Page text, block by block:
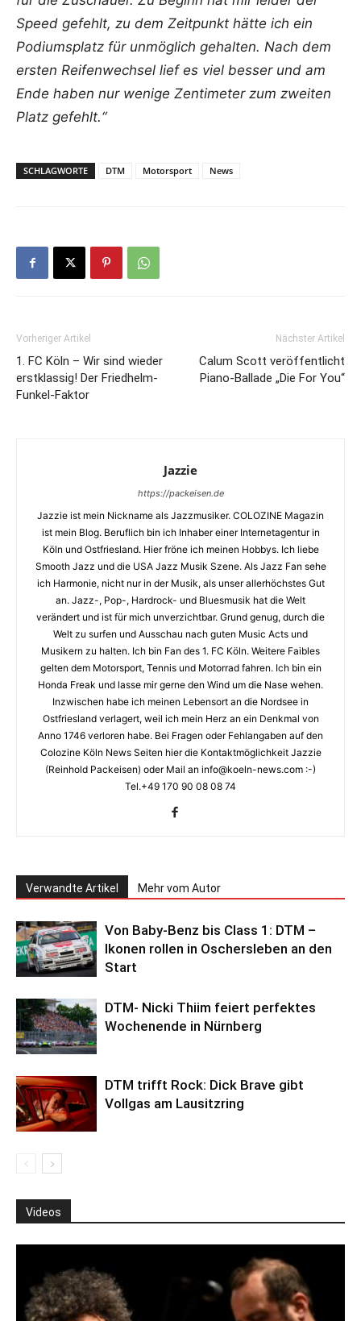
Speed gefehlt, zu dem Zeitpunkt hätte ich ein
Podiumsplatz für unmöglich gehalten. Nach dem
ersten Reifenwechsel lief es viel besser und am
Ende haben nur wenige Zentimeter zum zweiten
Platz gefehlt.“
SCHLAGWORTE DTM Motorsport News
Vorheriger Artikel
1. FC Köln – Wir sind wieder
erstklassig! Der Friedhelm-
Funkel-Faktor
Nächster Artikel
Calum Scott veröffentlicht
Piano-Ballade „Die For You“
Jazzie
https://packeisen.de
Jazzie ist mein Nickname als Jazzmusiker. COLOZINE Magazin
ist mein Blog. Beruflich bin ich Inhaber einer Internetagentur in
Köln und Ostfriesland. Hier fröne ich meinen Hobbys. Ich liebe
Smooth Jazz und die USA Jazz Musik Szene. Als Jazz Fan sehe
ich Harmonie, nicht nur in der Musik, als unser allerhöchstes Gut
an. Jazz-, Pop-, Hardrock- und Bluesmusik hat die Welt
verändert und ist für mich unverzichtbar. Grund genug, durch die
Welt zu surfen und Ausschau nach guten Music Acts und
Musikern zu halten. Ich bin Fan des 1. FC Köln. Weitere Faibles
gelten dem Motorsport, Tennis und Motorrad fahren. Ich bin ein
Honda Freak und lasse mir gerne den Wind um die Nase wehen.
Inzwischen habe ich meinen Lebensort an die Nordsee in
Ostfriesland verlagert, weil ich mein Herz an ein Denkmal von
Anno 1746 verloren habe. Bei Fragen oder Fehlangaben auf den
Colozine Köln News Seiten hier die Kontaktmöglichkeit Jazzie
(Reinhold Packeisen) oder Mail an info@koeln-news.com :-)
Tel.+49 170 90 08 08 74
Verwandte Artikel Mehr vom Autor
Von Baby-Benz bis Class 1: DTM –
Ikonen rollen in Oschersleben an den
Start
DTM- Nicki Thiim feiert perfektes
Wochenende in Nürnberg
DTM trifft Rock: Dick Brave gibt
Vollgas am Lausitzring
Videos